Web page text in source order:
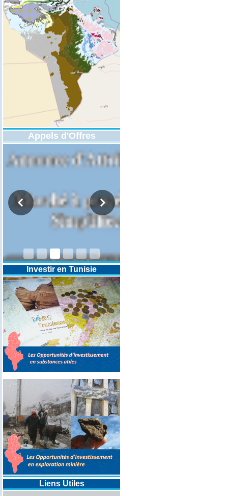
Appels d'Offres
DESIGNATION D’UN REVISEUR
EXERCICES 2025-2026-2027
Investir en Tunisie
Liens Utiles